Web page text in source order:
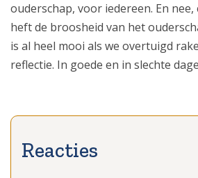
ouderschap, voor iedereen. En
heft de broosheid van het
is al heel mooi als we overtuigd
reflectie. In goede en in slechte